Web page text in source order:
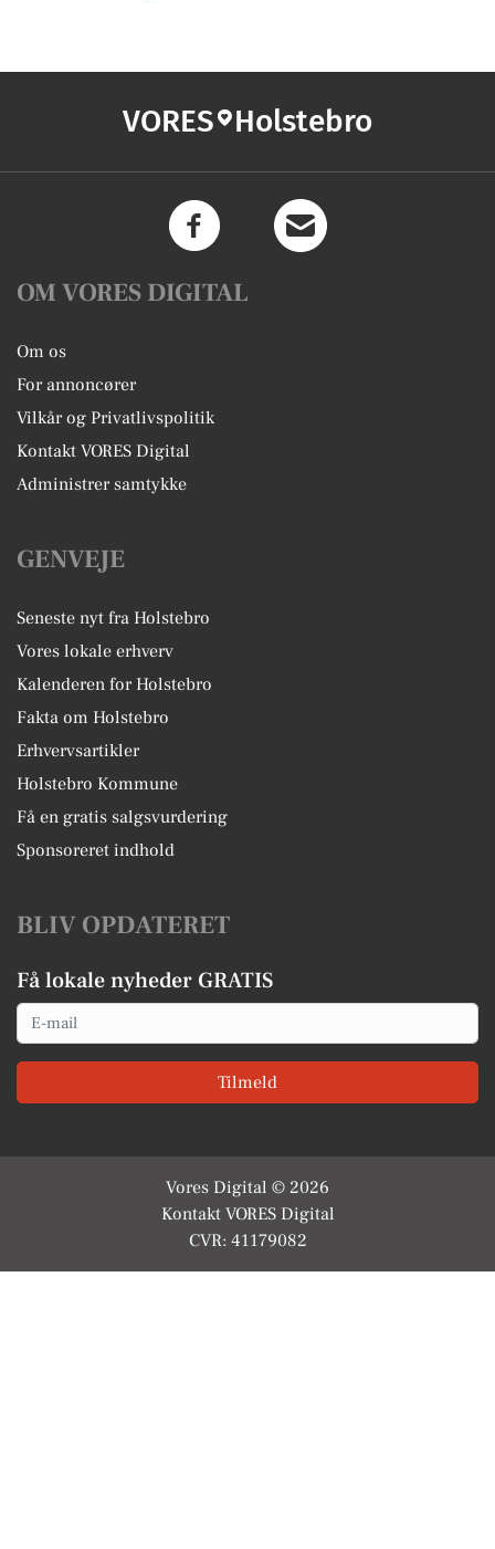
VORES Holstebro
OM VORES DIGITAL
Om os
For annoncører
Vilkår og Privatlivspolitik
Kontakt VORES Digital
Administrer samtykke
GENVEJE
Seneste nyt fra Holstebro
Vores lokale erhverv
Kalenderen for Holstebro
Fakta om Holstebro
Erhvervsartikler
Holstebro Kommune
Få en gratis salgsvurdering
Sponsoreret indhold
BLIV OPDATERET
Få lokale nyheder GRATIS
Email
Tilmeld
Vores Digital © 2026
Kontakt VORES Digital
CVR: 41179082